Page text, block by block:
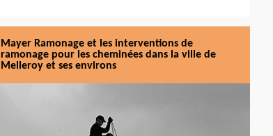
Mayer Ramonage et les interventions de
ramonage pour les cheminées dans la ville de
Melleroy et ses environs